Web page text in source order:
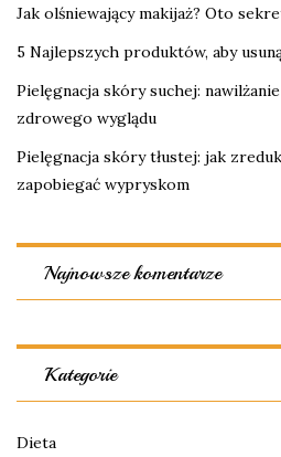
Jak olśniewający makijaż? Oto
5 Najlepszych produktów, aby
Pielęgnacja skóry suchej:
zdrowego wyglądu
Pielęgnacja skóry tłustej: jak
zapobiegać wypryskom
Najnowsze komentarze
Kategorie
Dieta